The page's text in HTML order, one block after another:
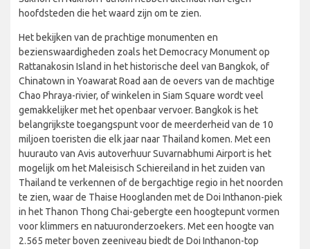
hoofdsteden die het waard zijn om te zien.
Het bekijken van de prachtige monumenten en
bezienswaardigheden zoals het Democracy Monument op
Rattanakosin Island in het historische deel van Bangkok, of
Chinatown in Yoawarat Road aan de oevers van de machtige
Chao Phraya-rivier, of winkelen in Siam Square wordt veel
gemakkelijker met het openbaar vervoer. Bangkok is het
belangrijkste toegangspunt voor de meerderheid van de 10
miljoen toeristen die elk jaar naar Thailand komen. Met een
huurauto van Avis autoverhuur Suvarnabhumi Airport is het
mogelijk om het Maleisisch Schiereiland in het zuiden van
Thailand te verkennen of de bergachtige regio in het noorden
te zien, waar de Thaise Hooglanden met de Doi Inthanon-piek
in het Thanon Thong Chai-gebergte een hoogtepunt vormen
voor klimmers en natuuronderzoekers. Met een hoogte van
2.565 meter boven zeeniveau biedt de Doi Inthanon-top